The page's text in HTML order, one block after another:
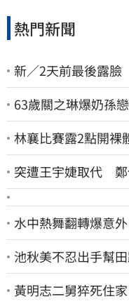
熱門新聞
新／2天前最後露
63歲關之琳爆奶孫
林襄比賽露2點開裸
突遭王宇婕取代 鄭
水中熱舞翻轉爆意
池秋美不忍出手幫
黃明志二舅猝死住